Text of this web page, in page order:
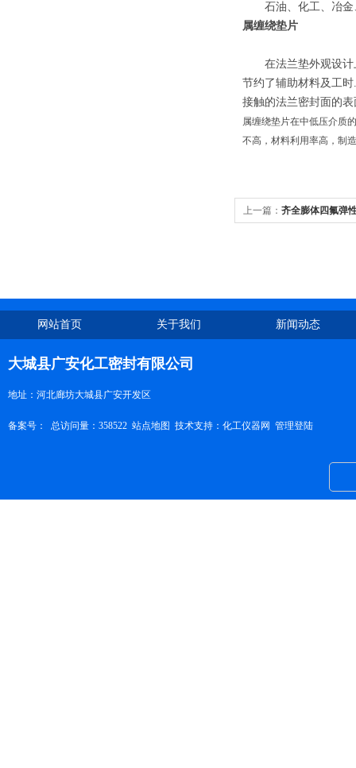
石油、化工、冶金、
属缠绕垫片
在法兰垫外观设计上
节约了辅助材料及工
接触的法兰密封面的
属缠绕垫片在中低压介质
不高，材料利用率高，制
上一篇： 齐全膨体四氟弹
网站首页 关于我们 新闻动态
大城县广安化工密封有限公司
地址：河北廊坊大城县广安开发区
备案号： 总访问量：358522 站点地图 技术支持： 化工仪器网 管理登陆